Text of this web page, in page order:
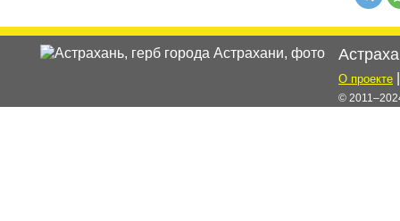
О проекте
©